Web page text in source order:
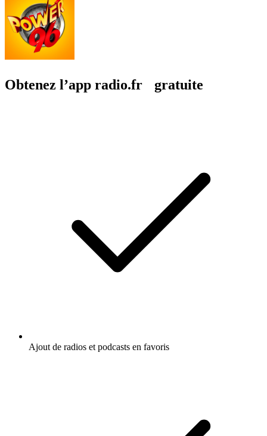
Obtenez l’app radio.fr gratuite
Ajout de radios et podcasts en favoris